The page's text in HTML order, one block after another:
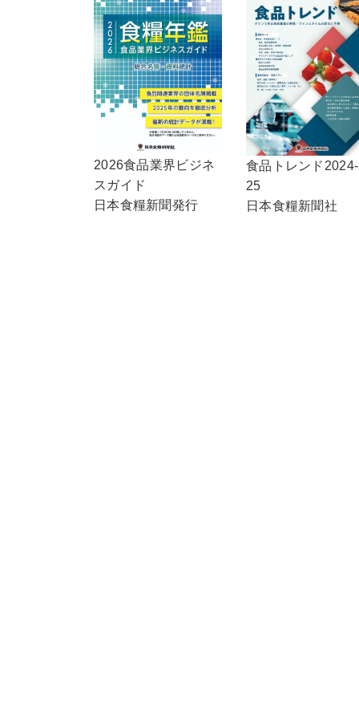
2026食品業界ビジネ
スガイド
日本食糧新聞発行
食品トレンド
25
日本食糧新聞社